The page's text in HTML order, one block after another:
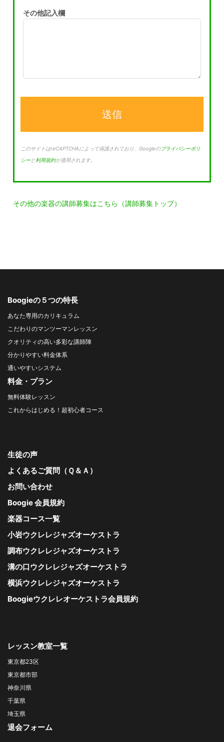
その他記入欄
このサイトはreCAPTCHAによって保護されており、Googleのプライバシーポリ
シーと利用規約が適用されます。
その他の楽器の講師募集はこちら（講師募集トップ）
Boogieの５つの特長
あなた専用のカリキュラム
こだわりのマンツーマンレッスン
クオリティの高い多彩な講師陣
分かりやすい料金体系
通いやすいシステム
料金・プラン
無料体験レッスン
これからはじめる！超初心者コース
生徒の声
よくあるご質問（Ｑ＆Ａ）
お問い合わせ
Boogie 会員規約
楽器コース一覧
小岩ウクレレジャズオーケストラ
調布ウクレレジャズオーケストラ
溝の口ウクレレジャズオーケストラ
横浜ウクレレジャズオーケストラ
Boogieウクレレオーケストラ会員規約
レッスン教室一覧
東京都23区
東京都市部
神奈川県
千葉県
埼玉県
退会フォーム